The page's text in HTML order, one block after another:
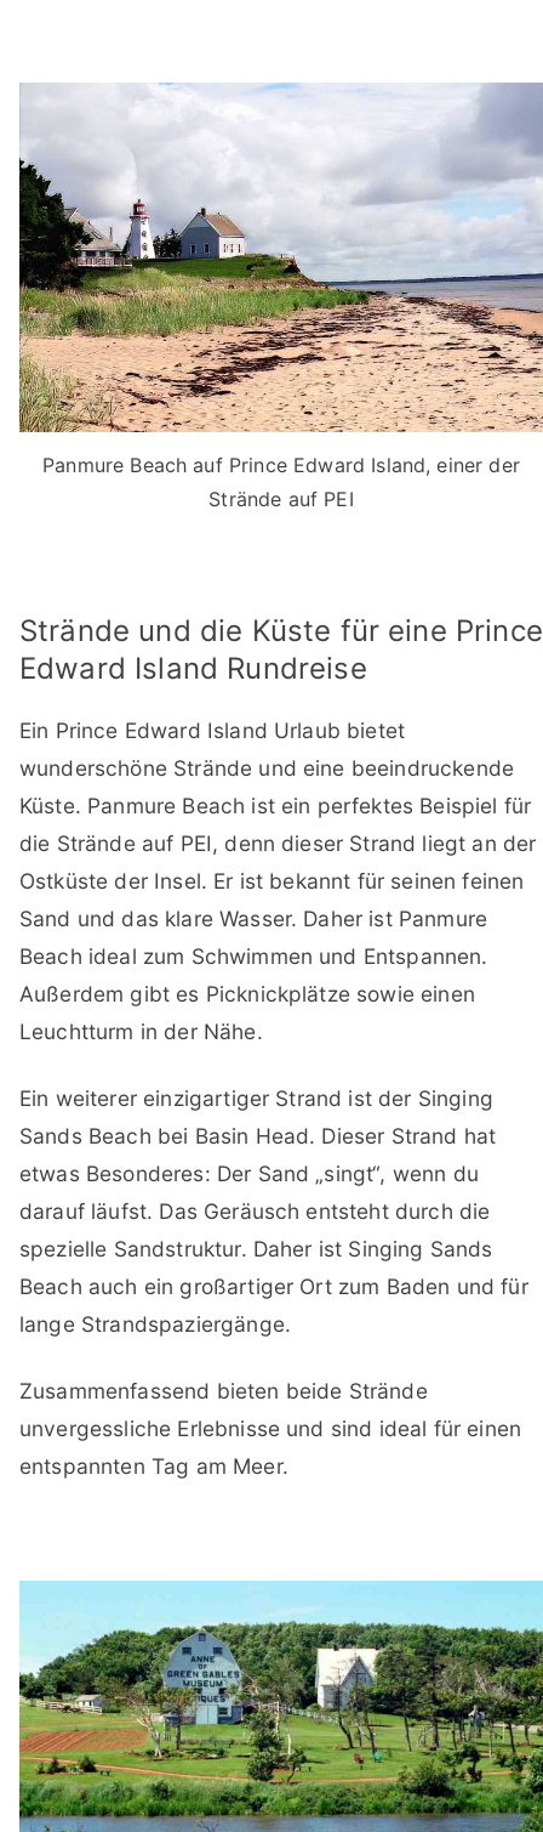
Panmure Beach auf Prince Edward Island, einer der
Strände auf PEI
Strände und die Küste für eine Prince
Edward Island Rundreise
Ein Prince Edward Island Urlaub bietet
wunderschöne Strände und eine beeindruckende
Küste. Panmure Beach ist ein perfektes Beispiel für
die Strände auf PEI, denn dieser Strand liegt an der
Ostküste der Insel. Er ist bekannt für seinen feinen
Sand und das klare Wasser. Daher ist Panmure
Beach ideal zum Schwimmen und Entspannen.
Außerdem gibt es Picknickplätze sowie einen
Leuchtturm in der Nähe.
Ein weiterer einzigartiger Strand ist der Singing
Sands Beach bei Basin Head. Dieser Strand hat
etwas Besonderes: Der Sand „singt“, wenn du
darauf läufst. Das Geräusch entsteht durch die
spezielle Sandstruktur. Daher ist Singing Sands
Beach auch ein großartiger Ort zum Baden und für
lange Strandspaziergänge.
Zusammenfassend bieten beide Strände
unvergessliche Erlebnisse und sind ideal für einen
entspannten Tag am Meer.